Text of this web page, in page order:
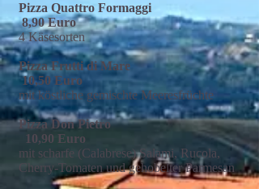
Pizza Quattro Formaggi
8,90 Euro
4 Käsesorten
Pizza Frutti di Mare
10,50 Euro
mit köstliche gemischte Meeresfrüchte
Pizza Don Pietro
10,90 Euro
mit scharfe (Calabrese) Salami, Rucola,
Cherry-Tomaten und gehobelter Parmesan